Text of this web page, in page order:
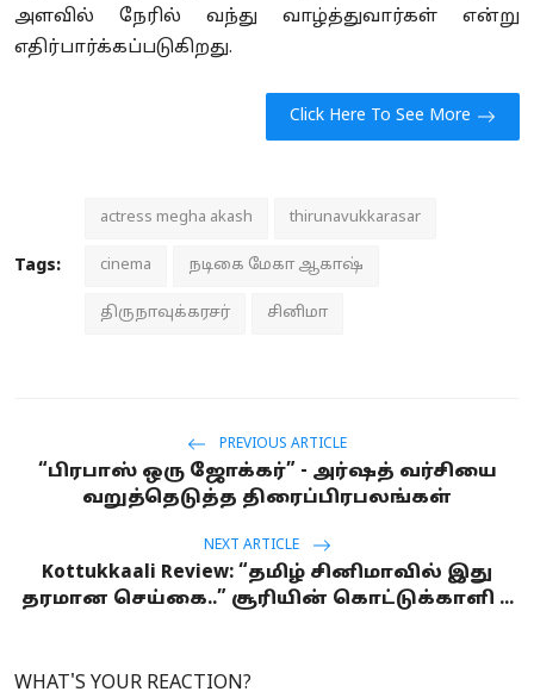
அளவில் நேரில் வந்து வாழ்த்துவார்கள் என்று
எதிர்பார்க்கப்படுகிறது.
Click Here To See More
Tags:
actress megha akash thirunavukkarasar
cinema நடிகை மேகா ஆகாஷ்
திருநாவுக்கரசர் சினிமா
PREVIOUS ARTICLE
“பிரபாஸ் ஒரு ஜோக்கர்” - அர்ஷத் வர்சியை
வறுத்தெடுத்த திரைப்பிரபலங்கள்
NEXT ARTICLE
Kottukkaali Review: “தமிழ் சினிமாவில் இது
தரமான செய்கை..” சூரியின் கொட்டுக்காளி ...
WHAT'S YOUR REACTION?